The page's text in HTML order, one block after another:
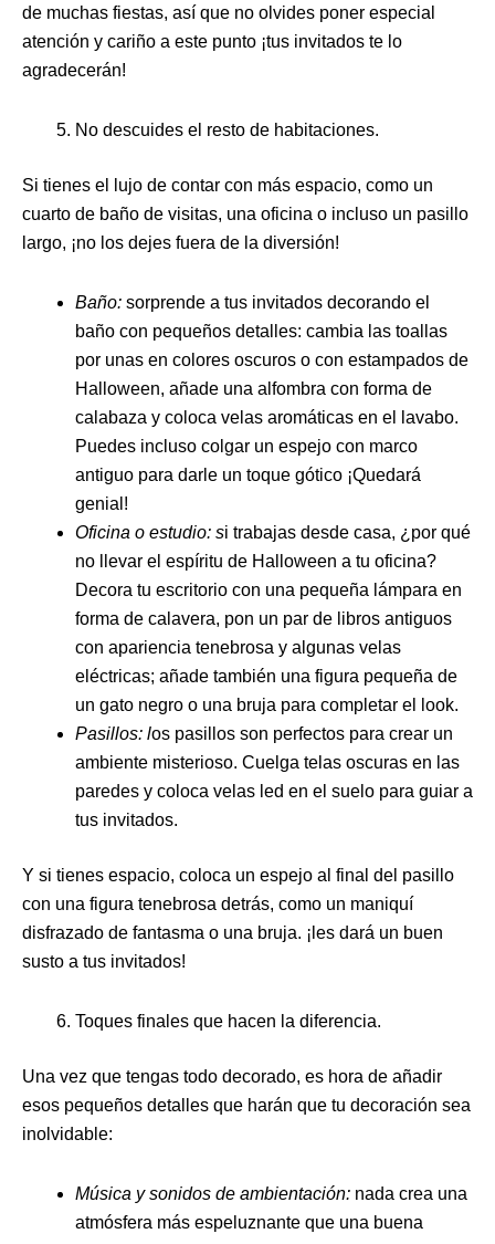
de muchas fiestas, así que no olvides poner especial
atención y cariño a este punto ¡tus invitados te lo
agradecerán!
No descuides el resto de habitaciones.
Si tienes el lujo de contar con más espacio, como un
cuarto de baño de visitas, una oficina o incluso un pasillo
largo, ¡no los dejes fuera de la diversión!
Baño: sorprende a tus invitados decorando el
baño con pequeños detalles: cambia las toallas
por unas en colores oscuros o con estampados de
Halloween, añade una alfombra con forma de
calabaza y coloca velas aromáticas en el lavabo.
Puedes incluso colgar un espejo con marco
antiguo para darle un toque gótico ¡Quedará
genial!
Oficina o estudio: si trabajas desde casa, ¿por qué
no llevar el espíritu de Halloween a tu oficina?
Decora tu escritorio con una pequeña lámpara en
forma de calavera, pon un par de libros antiguos
con apariencia tenebrosa y algunas velas
eléctricas; añade también una figura pequeña de
un gato negro o una bruja para completar el look.
Pasillos: los pasillos son perfectos para crear un
ambiente misterioso. Cuelga telas oscuras en las
paredes y coloca velas led en el suelo para guiar a
tus invitados.
Y si tienes espacio, coloca un espejo al final del pasillo
con una figura tenebrosa detrás, como un maniquí
disfrazado de fantasma o una bruja. ¡les dará un buen
susto a tus invitados!
Toques finales que hacen la diferencia.
Una vez que tengas todo decorado, es hora de añadir
esos pequeños detalles que harán que tu decoración sea
inolvidable:
Música y sonidos de ambientación: nada crea una
atmósfera más espeluznante que una buena